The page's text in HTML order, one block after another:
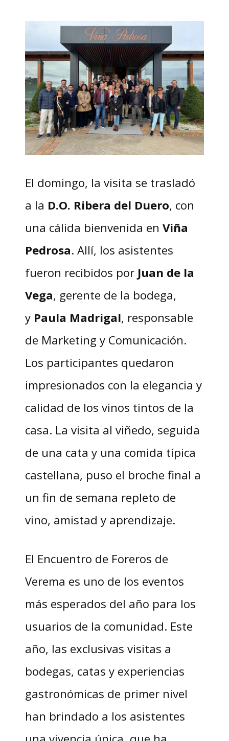
El domingo, la visita se trasladó
a la D.O. Ribera del Duero, con
una cálida bienvenida en Viña
Pedrosa. Allí, los asistentes
fueron recibidos por Juan de la
Vega, gerente de la bodega,
y Paula Madrigal, responsable
de Marketing y Comunicación.
Los participantes quedaron
impresionados con la elegancia y
calidad de los vinos tintos de la
casa. La visita al viñedo, seguida
de una cata y una comida típica
castellana, puso el broche final a
un fin de semana repleto de
vino, amistad y aprendizaje.
El Encuentro de Foreros de
Verema es uno de los eventos
más esperados del año para los
usuarios de la comunidad. Este
año, las exclusivas visitas a
bodegas, catas y experiencias
gastronómicas de primer nivel
han brindado a los asistentes